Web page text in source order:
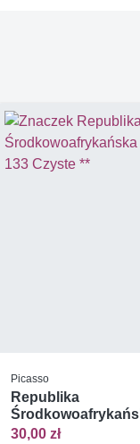
Picasso
Republika
Mi bl 133 Czyste **
30,00 zł